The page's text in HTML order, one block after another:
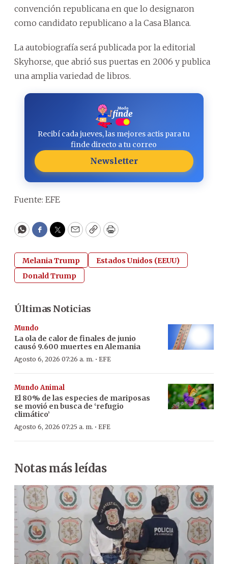
convención republicana en que lo designaron
como candidato republicano a la Casa Blanca.
La autobiografía será publicada por la editorial
Skyhorse, que abrió sus puertas en 2006 y publica
una amplia variedad de libros.
Recibí cada jueves, las mejores actis para tu
finde directo a tu correo
Newsletter
Fuente: EFE
WhatsApp
Facebook
Twitter
EmailCopyPrint
Melania Trump
Estados Unidos (EEUU)
Donald Trump
Últimas Noticias
Mundo
La ola de calor de finales de junio
causó 9.600 muertes en Alemania
Agosto 6, 2026 07:26 a. m. · EFE
Mundo Animal
El 80% de las especies de mariposas
se movió en busca de ‘refugio
climático’
Agosto 6, 2026 07:25 a. m. · EFE
Notas más leídas